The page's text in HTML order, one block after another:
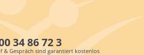
34 86 72 3
& Gespräch sind garantiert kostenlos